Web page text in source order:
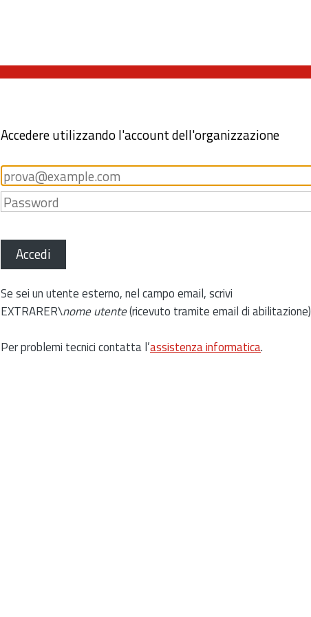
Accedere utilizzando l'account dell'organizzazione
Accedi
Se sei un utente esterno, nel campo email, scrivi
EXTRARER\nome utente(ricevuto tramite email di abilitazione)
Per problemi tecnici contatta l’assistenza informatica.